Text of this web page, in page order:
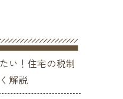
い！住宅の税制
解説